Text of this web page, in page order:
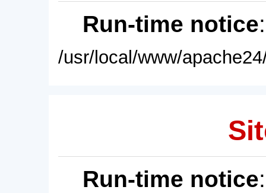
Run-time notice
/usr/local/www/
Run-time notice